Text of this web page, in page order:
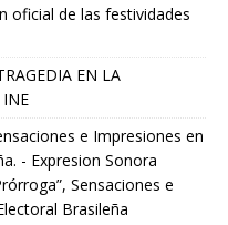
oficial de las festividades
EN LA
INE
e Impresiones en
- Expresion Sonora
Sensaciones e
Brasileña